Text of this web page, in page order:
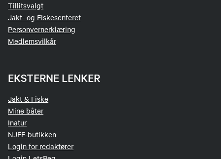
Tillitsvalgt
Jakt- og Fiskesenteret
Personvernerklæring
Medlemsvilkår
EKSTERNE LENKER
Jakt & Fiske
Mine båter
Inatur
NJFF-butikken
Login for redaktører